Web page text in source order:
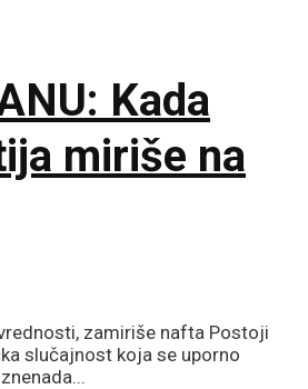
Kada
miriše na
zamiriše nafta Postoji
slučajnost koja se uporno